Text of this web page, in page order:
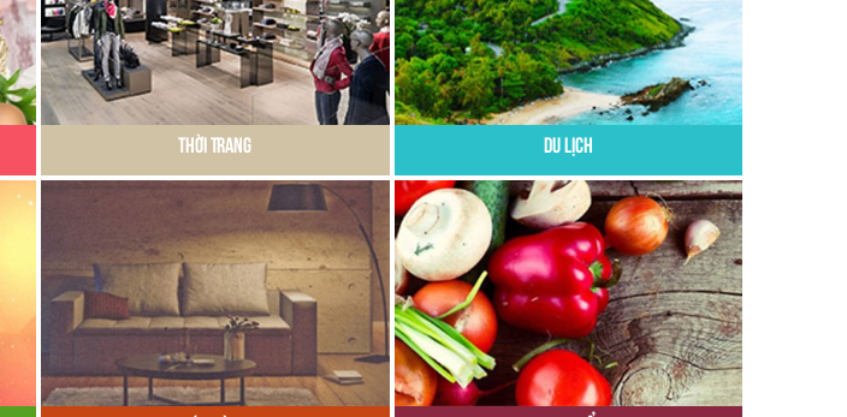
Thời Trang Du Lịch